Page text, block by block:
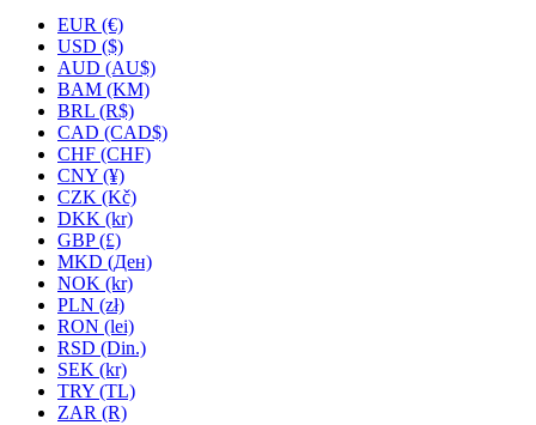
EUR (€)
USD ($)
AUD (AU$)
BAM (KM)
BRL (R$)
CAD (CAD$)
CHF (CHF)
CNY (¥)
CZK (Kč)
DKK (kr)
GBP (£)
MKD (Ден)
NOK (kr)
PLN (zł)
RON (lei)
RSD (Din.)
SEK (kr)
TRY (TL)
ZAR (R)